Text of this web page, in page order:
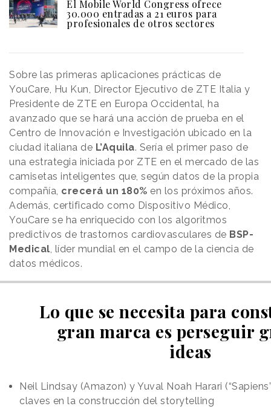
El Mobile World Congress ofrece
30.000 entradas a 21 euros para
profesionales de otros sectores
Sobre las primeras aplicaciones prácticas de
YouCare, Hu Kun, Director Ejecutivo de ZTE Italia y
Presidente de ZTE en Europa Occidental, ha
avanzado que se hará una acción de prueba en el
Centro de Innovación e Investigación ubicado en la
ciudad italiana de L’Aquila. Sería el primer paso de
una estrategia iniciada por ZTE en el mercado de las
camisetas inteligentes que, según datos de la propia
compañía, crecerá un 180% en los próximos años.
Además, certificado como Dispositivo Médico,
YouCare se ha enriquecido con los algoritmos
predictivos de trastornos cardiovasculares de BSP-
Medical, líder mundial en el campo de la ciencia de
datos médicos.
Lo que se necesita para
gran marca es perseguir
ideas
Neil Lindsay (Amazon) y Yuval Noah Harari
claves en la construcción del storytelling